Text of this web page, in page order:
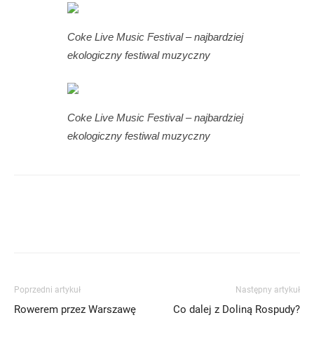
Coke Live Music Festival – najbardziej
ekologiczny festiwal muzyczny
Coke Live Music Festival – najbardziej
ekologiczny festiwal muzyczny
Poprzedni artykuł
Rowerem przez Warszawę
Następny artykuł
Co dalej z Doliną Rospudy?